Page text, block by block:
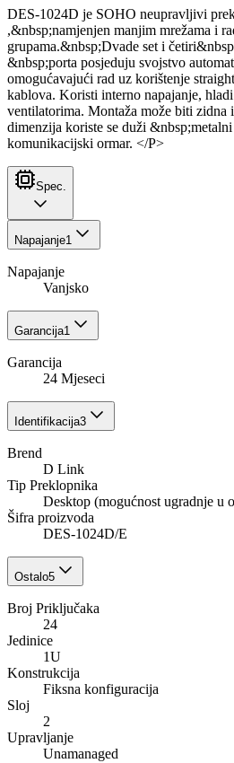
DES-1024D je SOHO neupravljivi
,&nbsp;namjenjen manjim mrežama i
grupama.&nbsp;Dvade set i
&nbsp;porta posjeduju svojstvo
omogućavajući rad uz korištenje
kablova. Koristi interno napajanje,
ventilatorima. Montaža može biti zidna
dimenzija koriste se duži
komunikacijski ormar. </P>
Spec.
Napajanje1
Napajanje
Vanjsko
Garancija1
Garancija
24 Mjeseci
Identifikacija3
Brend
D Link
Tip Preklopnika
Desktop (mogućnost ugradnje u
Šifra proizvoda
DES-1024D/E
Ostalo5
Broj Priključaka
24
Jedinice
1U
Konstrukcija
Fiksna konfiguracija
Sloj
2
Upravljanje
Unamanaged